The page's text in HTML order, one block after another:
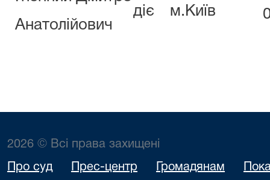
Анатолійович
діє м.Київ
2026 © Всі права захищені
Про суд Прес-центр Громадянам